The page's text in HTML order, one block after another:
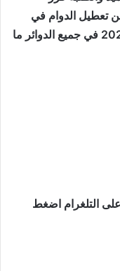
تعطيل الدوام في
المدارس كافة ليوم الاحد الموافق 2021/2/7 في جميع الدوائر ما
التلغرام اضغط